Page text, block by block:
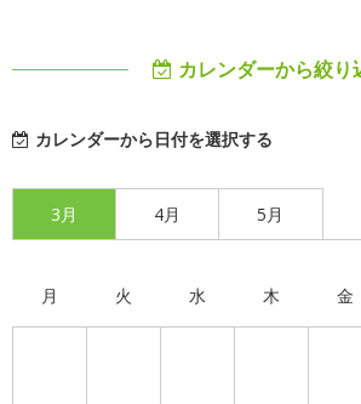
カレンダーから絞り
カレンダーから日付を選択する
3月 4月 5月
月 火 水 木 金